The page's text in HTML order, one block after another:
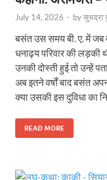
July 14, 2026 - byसुभद्रा
बसंत उस समय बी. ए. में
धनाढ्य परिवार की लड़की
उनकी दोस्ती हुई तो उन्हें
अब इतने वर्षों बाद बसंत
क्या उसकी इस दुविधा का
READ MORE